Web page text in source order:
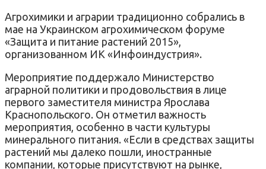
Агрохимики и аграрии традиционно собрались в
мае на Украинском агрохимическом форуме
«Защита и питание растений 2015»,
организованном ИК «Инфоиндустрия».
Мероприятие поддержало Министерство
аграрной политики и продовольствия в лице
первого заместителя министра Ярослава
Краснопольского. Он отметил важность
мероприятия, особенно в части культуры
минерального питания. «Если в средствах защиты
растений мы далеко пошли, иностранные
компании, которые присутствуют на рынке,